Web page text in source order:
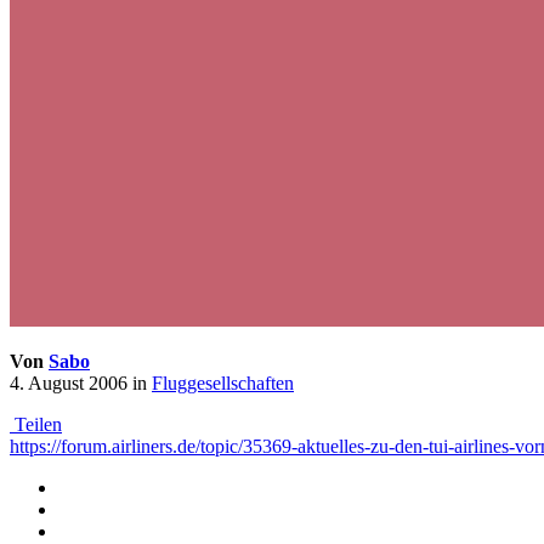
Von Sabo
4. August 2006 in Fluggesellschaften
Teilen
https://forum.airliners.de/topic/35369-aktuelles-zu-den-tui-airlines-